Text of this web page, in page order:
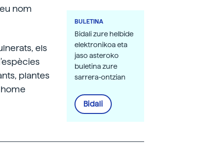
nom
els
plantes
BULETINA
Bidali zure helbide
elektronikoa eta
jaso asteroko
buletina zure
sarrera-ontzian
Bidali